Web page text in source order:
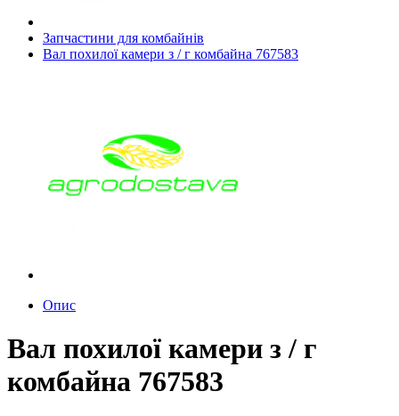
Запчастини для комбайнів
Вал похилої камери з / г комбайна 767583
Опис
Вал похилої камери з / г
комбайна 767583